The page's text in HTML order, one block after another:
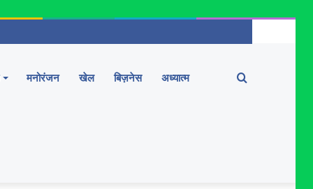
मनोरंजन खेल बिज़नेस अध्यात्म Search